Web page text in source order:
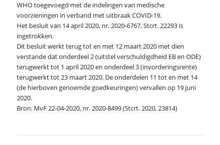
WHO toegevoegd met de indelingen van medische
voorzieningen in verband met uitbraak COVID-19.
Het besluit van 14 april 2020, nr. 2020-6767, Stcrt. 22293 is
ingetrokken.
Dit besluit werkt terug tot en met 12 maart 2020 met dien
verstande dat onderdeel 2 (uitstel verschuldigdheid EB en ODE)
terugwerkt tot 1 april 2020 en onderdeel 3 (invorderingsrente)
terugwerkt tot 23 maart 2020. De onderdelen 11 tot en met 14
(de hierboven genoemde goedkeuringen) vervallen op 19 juni
2020.
Bron: MvF 22-04-2020, nr. 2020-8499 (Stcrt. 2020, 23814)